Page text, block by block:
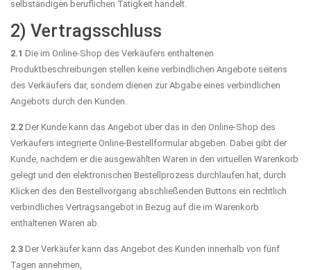
selbständigen beruflichen Tätigkeit handelt.
2) Vertragsschluss
2.1 Die im Online-Shop des Verkäufers enthaltenen
Produktbeschreibungen stellen keine verbindlichen Angebote seitens
des Verkäufers dar, sondern dienen zur Abgabe eines verbindlichen
Angebots durch den Kunden.
2.2 Der Kunde kann das Angebot über das in den Online-Shop des
Verkäufers integrierte Online-Bestellformular abgeben. Dabei gibt der
Kunde, nachdem er die ausgewählten Waren in den virtuellen Warenkorb
gelegt und den elektronischen Bestellprozess durchlaufen hat, durch
Klicken des den Bestellvorgang abschließenden Buttons ein rechtlich
verbindliches Vertragsangebot in Bezug auf die im Warenkorb
enthaltenen Waren ab.
2.3 Der Verkäufer kann das Angebot des Kunden innerhalb von fünf
Tagen annehmen,